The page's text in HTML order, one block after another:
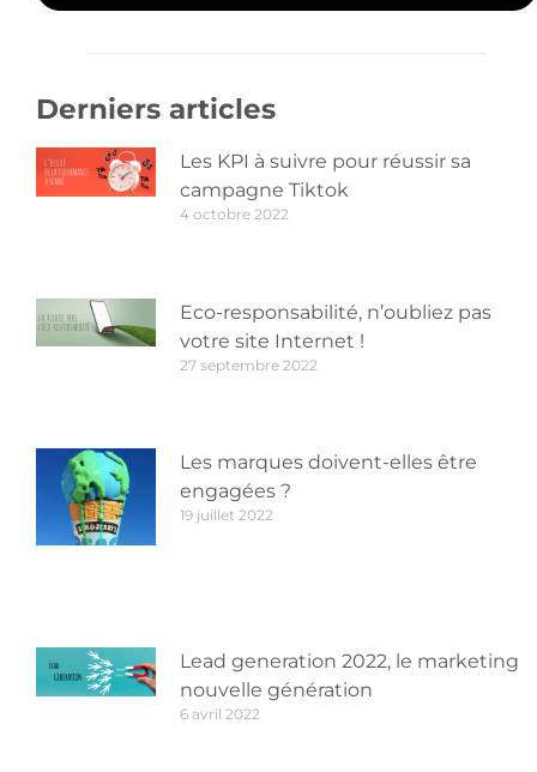
Derniers articles
Les KPI à suivre pour réussir sa
campagne Tiktok
4 octobre 2022
Eco-responsabilité, n’oubliez pas
votre site Internet !
27 septembre 2022
Les marques doivent-elles être
engagées ?
19 juillet 2022
Lead generation 2022, le marketing
nouvelle génération
6 avril 2022